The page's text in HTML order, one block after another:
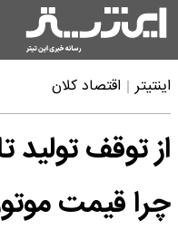
اینتیتر اقتصاد کلان
از توقف تولید
چرا قیمت